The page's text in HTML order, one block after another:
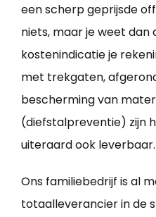
een scherp geprijsde
niets, maar je weet
kostenindicatie je
met trekgaten,
bescherming van
(diefstalpreventie) zijn
uiteraard ook leverbaar.
Ons familiebedrijf is al
totaalleverancier in de